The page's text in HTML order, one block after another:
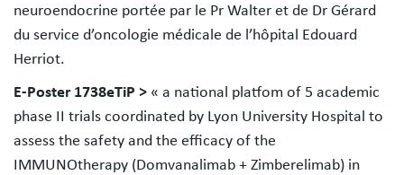
neuroendocrine portée par le Pr Walter et de Dr Gérard
du service d’oncologie médicale de l’hôpital Edouard
Herriot.
E-Poster 1738eTiP > « a national platfom of 5 academic
phase II trials coordinated by Lyon University Hospital to
assess the safety and the efficacy of the
IMMUNOtherapy (Domvanalimab + Zimberelimab) in